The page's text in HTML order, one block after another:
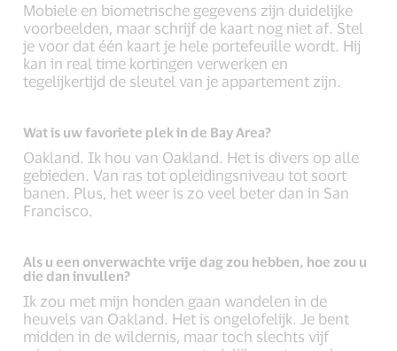
Mobiele en biometrische gegevens zijn duidelijke
voorbeelden, maar schrijf de kaart nog niet af. Stel
je voor dat één kaart je hele portefeuille wordt. Hij
kan in real time kortingen verwerken en
tegelijkertijd de sleutel van je appartement zijn.
Wat is uw favoriete plek in de Bay Area?
Oakland. Ik hou van Oakland. Het is divers op alle
gebieden. Van ras tot opleidingsniveau tot soort
banen. Plus, het weer is zo veel beter dan in San
Francisco.
Als u een onverwachte vrije dag zou hebben, hoe zou u
die dan invullen?
Ik zou met mijn honden gaan wandelen in de
heuvels van Oakland. Het is ongelofelijk. Je bent
midden in de wildernis, maar toch slechts vijf